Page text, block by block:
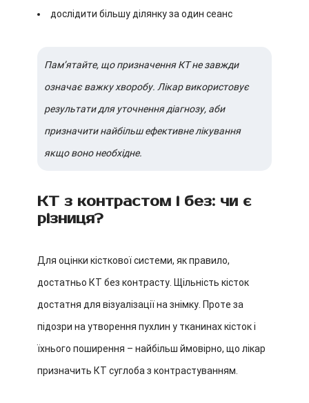
дослідити більшу ділянку за один сеанс
Пам’ятайте, що призначення КТ не завжди
означає важку хворобу. Лікар використовує
результати для уточнення діагнозу, аби
призначити найбільш ефективне лікування
якщо воно необхідне.
КТ з контрастом і без: чи є
різниця?
Для оцінки кісткової системи, як правило,
достатньо КТ без контрасту. Щільність кісток
достатня для візуалізації на знімку. Проте за
підозри на утворення пухлин у тканинах кісток і
їхнього поширення – найбільш ймовірно, що лікар
призначить КТ суглоба з контрастуванням.